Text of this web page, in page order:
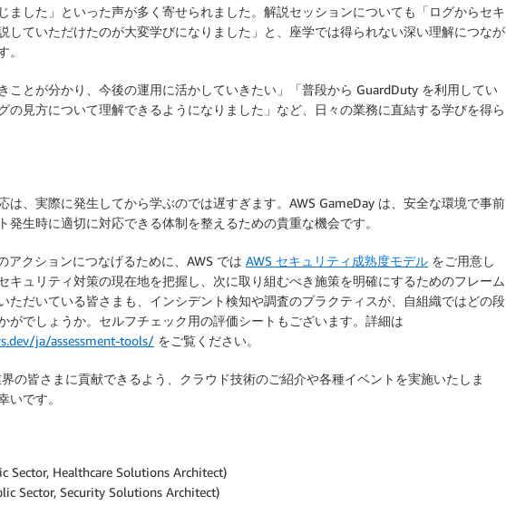
ました」といった声が多く寄せられました。解説セッションについても「ログからセキ
していただけたのが大変学びになりました」と、座学では得られない深い理解につなが
。
ことが分かり、今後の運用に活かしていきたい」「普段から GuardDuty を利用してい
の見方について理解できるようになりました」など、日々の業務に直結する学びを得ら
は、実際に発生してから学ぶのでは遅すぎます。AWS GameDay は、安全な環境で事前
発生時に適切に対応できる体制を整えるための貴重な機会です。
アクションにつなげるために、AWS では AWS セキュリティ成熟度モデル をご用意し
キュリティ対策の現在地を把握し、次に取り組むべき施策を明確にするためのフレーム
ただいている皆さまも、インシデント検知や調査のプラクティスが、自組織ではどの段
がでしょうか。セルフチェック用の評価シートもございます。詳細は
ja/assessment-tools/ をご覧ください。
の皆さまに貢献できるよう、クラウド技術のご紹介や各種イベントを実施いたしま
いです。
Sector, Healthcare Solutions Architect)
Sector, Security Solutions Architect)